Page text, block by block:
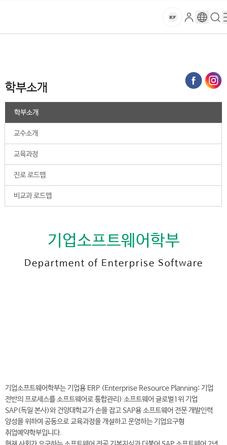
건
대
학
교
마
로
그
구
글
검
색
메
뉴
로
학부소개
학부소개
교수소개
교육과정
진로 로드맵
비교과 로드맵
기업소프트웨어학부
Department of Enterprise Software
기업소프트웨어학부는 기업용 ERP (Enterprise Resource Planning: 기업
전반의 프로세스를 소프트웨어로 통합관리) 소프트웨어 글로벌1위 기업
SAP(독일 본사)와 건양대학교가 손을 잡고 SAP용 소프트웨어 전문 개발인력
양성을 위하여 공동으로 교육과정을 개설하고 운영하는 기업요구형
취업예약학부입니다.